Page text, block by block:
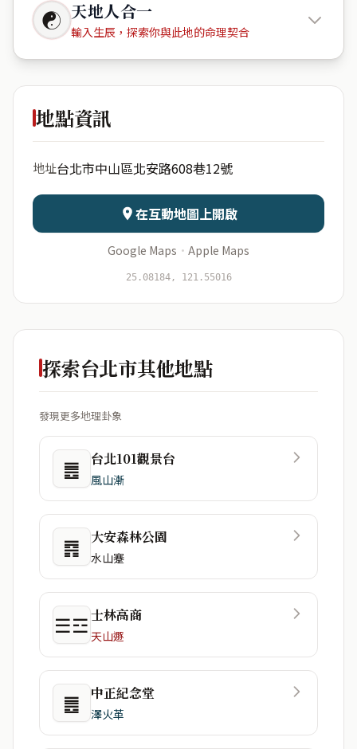
☯ 天地人合一
輸入生辰，探索你與此地的命理契合
長虹
日期 出生時辰
資料僅用於即時分析，不會儲存於伺服器
地點資訊
地址台北市中山區北安路608巷12號
在互動地圖上開啟
Google Maps · Apple Maps
25.08184, 121.55016
探索台北市其他地點
發現更多地理卦象
䷌ 台北101觀景台
風山漸
䷴ 大安森林公園
水山蹇
☰☲士林高商
天山遯
䷌ 中正紀念堂
澤火革